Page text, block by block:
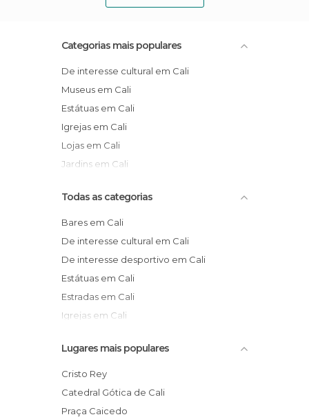
Categorias mais populares
De interesse cultural em Cali
Museus em Cali
Estátuas em Cali
Igrejas em Cali
Lojas em Cali
Jardins em Cali
Todas as categorias
Bares em Cali
De interesse cultural em Cali
De interesse desportivo em Cali
Estátuas em Cali
Estradas em Cali
Igrejas em Cali
Lojas em Cali
Miradores em Cali
Monumentos Históricos em Cali
Museus em Cali
Lugares mais populares
Cristo Rey
Catedral Gótica de Cali
Praça Caicedo